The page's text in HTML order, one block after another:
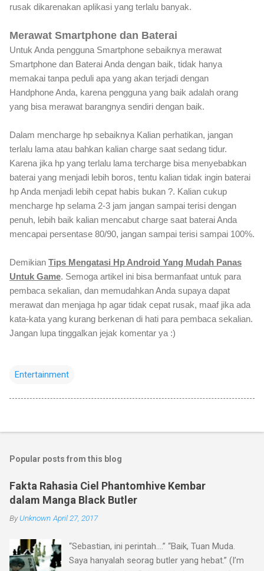
rusak dikarenakan aplikasi yang terlalu banyak.
Merawat Smartphone dan Baterai
Untuk Anda pengguna Smartphone sebaiknya merawat
Smartphone dan Baterai Anda dengan baik, tidak hanya
memakai tanpa peduli apa yang akan terjadi dengan
Handphone Anda, karena pengguna yang baik adalah orang
yang bisa merawat barangnya sendiri dengan baik.
Dalam mencharge hp sebaiknya Kalian perhatikan, jangan
terlalu lama atau bahkan kalian charge saat sedang tidur.
Karena jika hp yang terlalu lama tercharge bisa menyebabkan
baterai yang menjadi lebih boros, tentu kalian tidak ingin baterai
hp Anda menjadi lebih cepat habis bukan ?. Kalian cukup
mencharge hp selama 2-3 jam jangan sampai terisi dengan
penuh, lebih baik kalian mencabut charge saat baterai Anda
mencapai persentase 80/90, jangan sampai terisi sampai 100%.
Demikian Tips Mengatasi Hp Android Yang Mudah Panas
Untuk Game. Semoga artikel ini bisa bermanfaat untuk para
pembaca sekalian, dan memudahkan Anda supaya dapat
merawat dan menjaga hp agar tidak cepat rusak, maaf jika ada
kata-kata yang kurang berkenan di hati para pembaca sekalian.
Jangan lupa tinggalkan jejak komentar ya :)
Entertainment
Popular posts from this blog
Fakta Rahasia Ciel Phantomhive Kembar
dalam Manga Black Butler
ByUnknown April 27, 2017
“Sebastian, ini perintah….” “Baik, Tuan Muda.
Saya hanyalah seorag butler yang hebat.” (I’m